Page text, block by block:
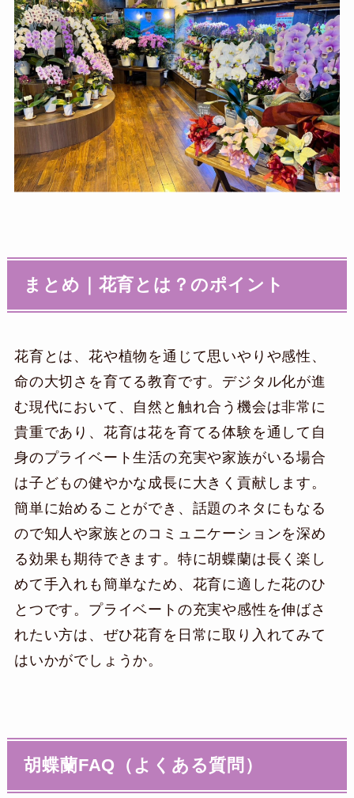
まとめ｜ 花育とは？ のポイント
花育とは、花や植物を通じて思いやりや感性、
命の大切さを育てる教育です。デジタル化が進
む現代において、自然と触れ合う機会は非常に
貴重であり、花育は花を育てる体験を通して自
身のプライベート生活の充実や家族がいる場合
は子どもの健やかな成長に大きく貢献します。
簡単に始めることができ、話題のネタにもなる
ので知人や家族とのコミュニケーションを深め
る効果も期待できます。特に胡蝶蘭は長く楽し
めて手入れも簡単なため、花育に適した花のひ
とつです。プライベートの充実や感性を伸ばさ
れたい方は、ぜひ花育を日常に取り入れてみて
はいかがでしょうか。
胡蝶蘭FAQ（よくある質問）